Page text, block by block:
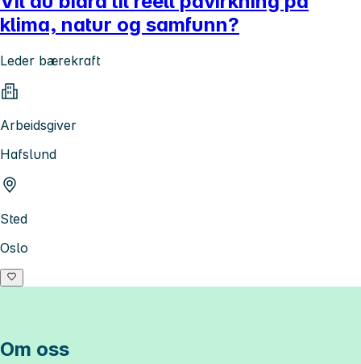
klima, natur og samfunn?
Leder bærekraft
Arbeidsgiver
Hafslund
Sted
Oslo
Om oss